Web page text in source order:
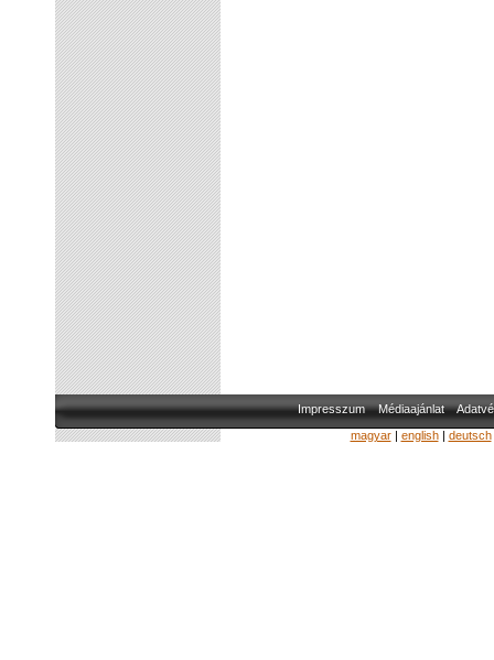
Impresszum Médiaajánlat
magyar| english| deutsch